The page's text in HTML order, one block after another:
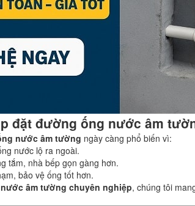
đặt đường ống nước âm
nước âm tường ngày càng phổ biến vì:
nước lộ ra ngoài.
tắm, nhà bếp gọn gàng hơn.
bảo vệ ống tốt hơn.
âm tường chuyên nghiệp, chúng tôi